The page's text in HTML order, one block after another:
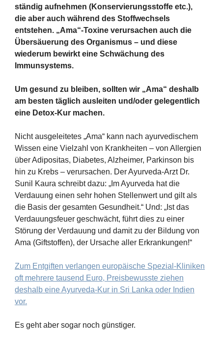
ständig aufnehmen (Konservierungsstoffe etc.),
die aber auch während des Stoffwechsels
entstehen. „Ama“-Toxine verursachen auch die
Übersäuerung des Organismus – und diese
wiederum bewirkt eine Schwächung des
Immunsystems.
Um gesund zu bleiben, sollten wir „Ama“ deshalb
am besten täglich ausleiten und/oder gelegentlich
eine Detox-Kur machen.
Nicht ausgeleitetes „Ama“ kann nach ayurvedischem
Wissen eine Vielzahl von Krankheiten – von Allergien
über Adipositas, Diabetes, Alzheimer, Parkinson bis
hin zu Krebs – verursachen. Der Ayurveda-Arzt Dr.
Sunil Kaura schreibt dazu: „Im Ayurveda hat die
Verdauung einen sehr hohen Stellenwert und gilt als
die Basis der gesamten Gesundheit.“ Und: „Ist das
Verdauungsfeuer geschwächt, führt dies zu einer
Störung der Verdauung und damit zu der Bildung von
Ama (Giftstoffen), der Ursache aller Erkrankungen!“
Zum Entgiften verlangen europäische Spezial-Kliniken
oft mehrere tausend Euro, Preisbewusste ziehen
deshalb eine Ayurveda-Kur in Sri Lanka oder Indien
vor.
Es geht aber sogar noch günstiger.